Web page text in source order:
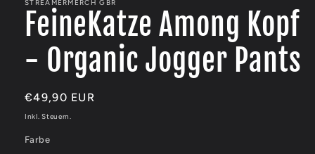
STREAMERMERCH GBR
FeineKatze Among Kopf
- Organic Jogger Pants
Normaler
Preis
€49,90 EUR
Inkl. Steuern.
Farbe